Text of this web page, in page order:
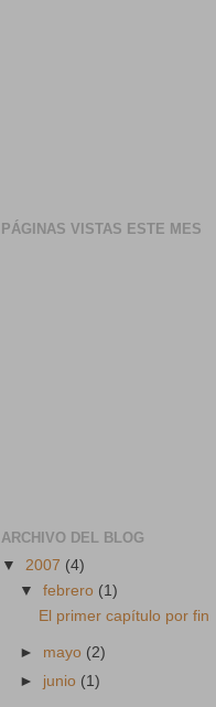
PÁGINAS VISTAS ESTE MES
ARCHIVO DEL BLOG
▼ 2007 (4)
▼febrero (1)
El primer capítulo por fin
► mayo (2)
► junio (1)